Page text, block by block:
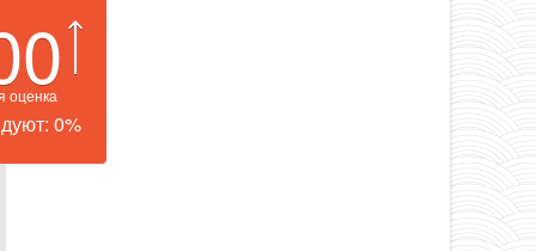
оценка
0%